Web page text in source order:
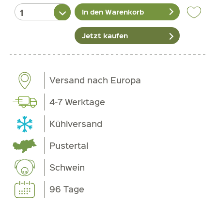
In den Warenkorb
Jetzt kaufen
Versand nach Europa
4-7 Werktage
Kühlversand
Pustertal
Schwein
96 Tage